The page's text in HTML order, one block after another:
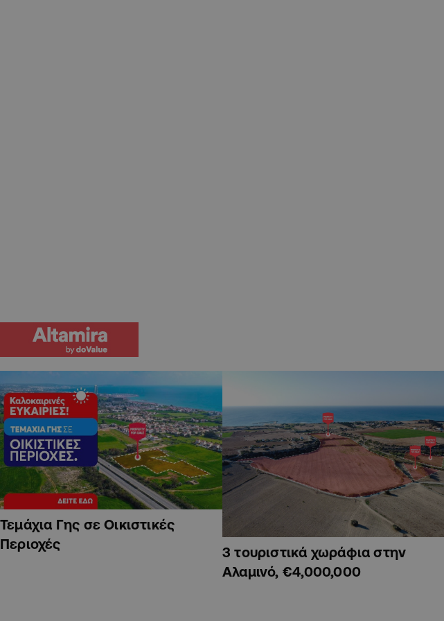
Τεμάχια Γης σε Οικιστικές
Περιοχές
3 τουριστικά χωράφια στην
Αλαμινό, €4,000,000